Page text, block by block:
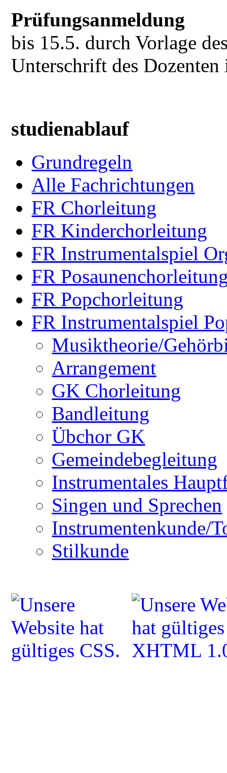
Prüfungsanmeldung
bis 15.5. durch Vorlage
Unterschrift des
studienablauf
Grundregeln
Alle Fachrichtungen
FR Chorleitung
FR Kinderchorleitung
FR Instrumentalspiel
FR
FR Popchorleitung
FR Instrumentalspiel
Musiktheorie/
Arrangement
GK Chorleitung
Bandleitung
Übchor GK
Gemeindebegleitung
Instrumentales
Singen und Sprechen
Instrumentenkunde/
Stilkunde